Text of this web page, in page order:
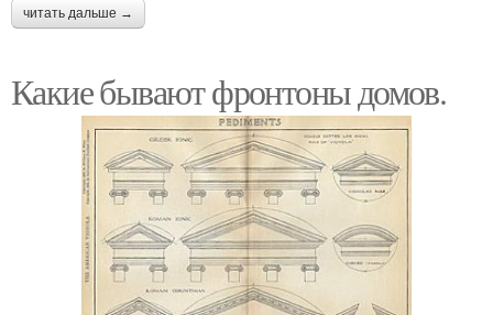
читать дальше →
Какие бывают фронтоны домов.